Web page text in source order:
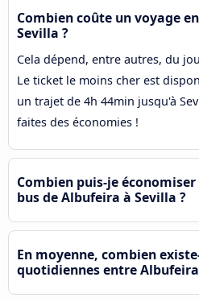
Combien coûte un voyage
Sevilla ?
Cela dépend, entre autres, du
Le ticket le moins cher est
un trajet de 4h 44min jusqu'à
faites des économies !
Combien puis-je
bus de Albufeira à Sevilla ?
En moyenne, combien
quotidiennes entre